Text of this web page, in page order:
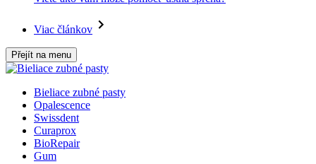
Viac článkov
Přejít na menu
Bieliace zubné pasty
Opalescence
Swissdent
Curaprox
BioRepair
Gum